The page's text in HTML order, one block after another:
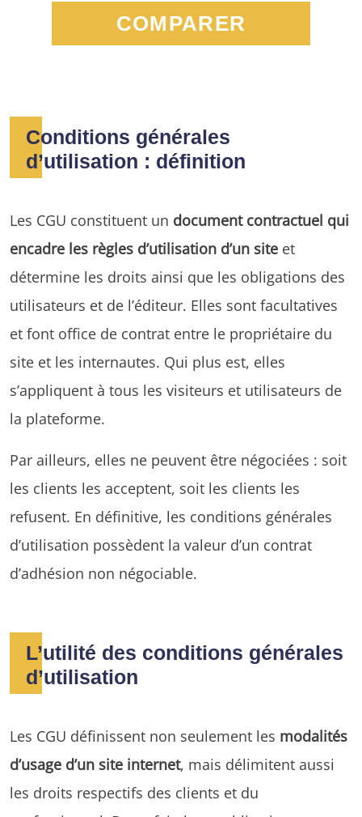
COMPARER
Conditions générales
d’utilisation : définition
Les CGU constituent un document contractuel qui
encadre les règles d’utilisation d’un site et
détermine les droits ainsi que les obligations des
utilisateurs et de l’éditeur. Elles sont facultatives
et font office de contrat entre le propriétaire du
site et les internautes. Qui plus est, elles
s’appliquent à tous les visiteurs et utilisateurs de
la plateforme.
Par ailleurs, elles ne peuvent être négociées : soit
les clients les acceptent, soit les clients les
refusent. En définitive, les conditions générales
d’utilisation possèdent la valeur d’un contrat
d’adhésion non négociable.
L’utilité des conditions générales
d’utilisation
Les CGU définissent non seulement les modalités
d’usage d’un site internet, mais délimitent aussi
les droits respectifs des clients et du